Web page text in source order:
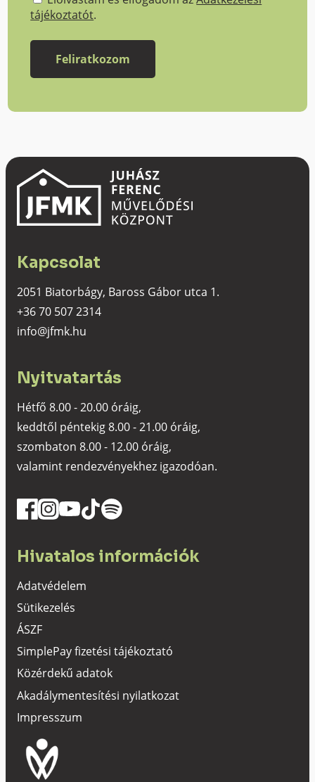
tájékoztatót.
Kapcsolat
2051 Biatorbágy, Baross Gábor utca 1.
+36 70 507 2314
info@jfmk.hu
Nyitvatartás
Hétfő 8.00 - 20.00 óráig,
keddtől péntekig 8.00 - 21.00 óráig,
szombaton 8.00 - 12.00 óráig,
valamint rendezvényekhez igazodóan.
Hivatalos információk
Adatvédelem
Sütikezelés
ÁSZF
SimplePay fizetési tájékoztató
Közérdekű adatok
Akadálymentesítési nyilatkozat
Impresszum